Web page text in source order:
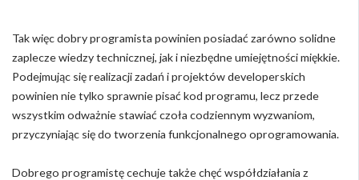
Tak więc dobry programista powinien posiadać zarówno solidne
zaplecze wiedzy technicznej, jak i niezbędne umiejętności miękkie.
Podejmując się realizacji zadań i projektów developerskich
powinien nie tylko sprawnie pisać kod programu, lecz przede
wszystkim odważnie stawiać czoła codziennym wyzwaniom,
przyczyniając się do tworzenia funkcjonalnego oprogramowania.
Dobrego programistę cechuje także chęć współdziałania z